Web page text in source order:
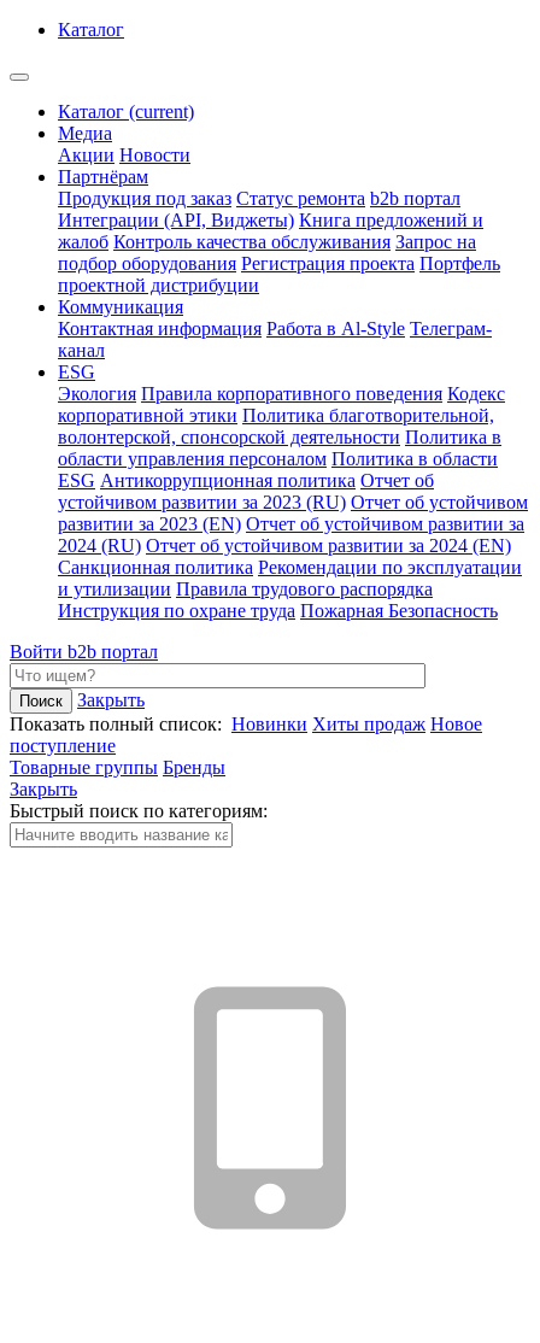
Каталог
Каталог (current)
Медиа
Акции Новости
Партнёрам
Продукция под заказ Статус ремонта b2b портал
Интеграции (API, Виджеты) Книга предложений и
жалоб Контроль качества обслуживания Запрос на
подбор оборудования Регистрация проекта Портфель
проектной дистрибуции
Коммуникация
Контактная информация Работа в Al-Style Телеграм-
канал
ESG
Экология Правила корпоративного поведения Кодекс
корпоративной этики Политика благотворительной,
волонтерской, спонсорской деятельности Политика в
области управления персоналом Политика в области
ESG Антикоррупционная политика Отчет об
устойчивом развитии за 2023 (RU) Отчет об устойчивом
развитии за 2023 (EN) Отчет об устойчивом развитии за
2024 (RU) Отчет об устойчивом развитии за 2024 (EN)
Санкционная политика Рекомендации по эксплуатации
и утилизации Правила трудового распорядка
Инструкция по охране труда Пожарная Безопасность
Войти b2b портал
Закрыть
Показать полный список: Новинки Хиты продаж Новое
поступление
Товарные группы Бренды
Закрыть
Быстрый поиск по категориям: